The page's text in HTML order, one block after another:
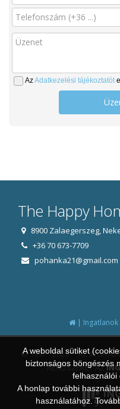
AzAdatkezelési tájékoztatót
The Happy
8900 Zalaegerszeg,
+36 70 673-7709
pohanka21@gmail.com
| Ingatlanok
© 1997 - 2026 AZ
RENDSZERÉT AZ
A weboldal sütiket
biztonságos böngészés
felhasználói
A honlap további
használatához.